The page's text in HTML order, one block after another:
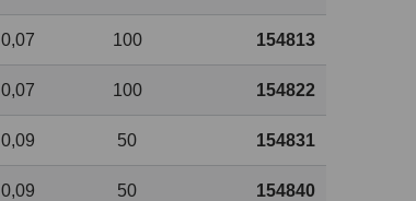
0,07 100 154813
0,07 100 154822
0,09 50 154831
0,09 50 154840